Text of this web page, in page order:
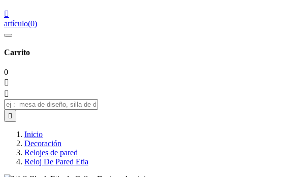

artículo(0)
Carrito
0



Inicio
Decoración
Relojes de pared
Reloj De Pared Etia